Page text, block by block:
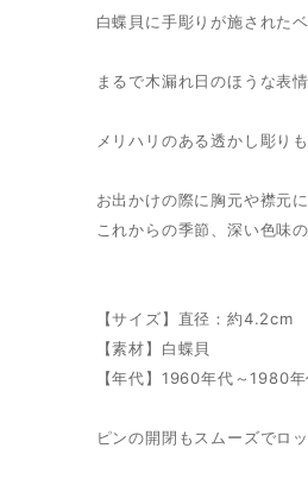
白蝶貝に手彫りが施された
まるで木漏れ日のほうな表
メリハリのある透かし彫り
お出かけの際に胸元や襟元に
これからの季節、深い色味
【サイズ】直径：約
【素材】白蝶貝
【年代】1960年代～1980
ピンの開閉もスムーズでロ